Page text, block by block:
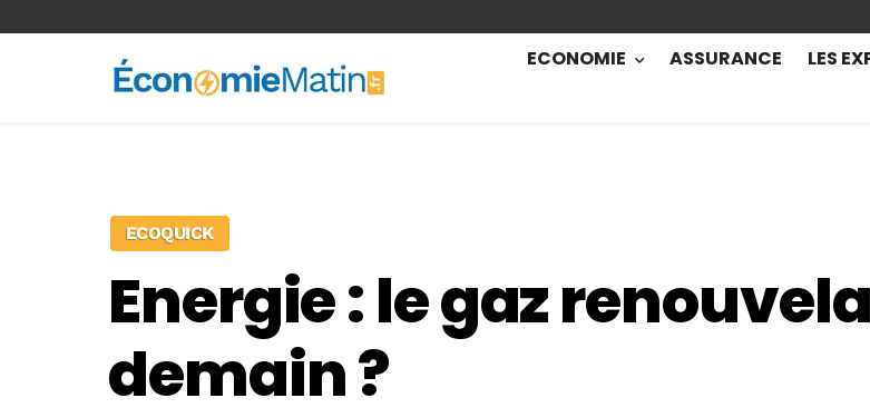
ECONOMIE ASSURANCE LES
ECOQUICK
Energie : le gaz
demain ?